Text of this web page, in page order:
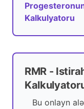
Kalkulyatoru
RMR -
Bu onlayn